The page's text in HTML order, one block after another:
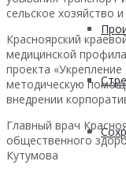
сельское хозяйство и
Красноярский
медицинской
проекта
методическую
внедрении
Главный врач
общественного
Кутумова